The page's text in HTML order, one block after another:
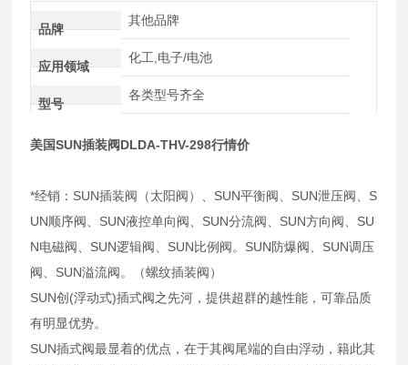
品牌
其他品牌
应用领域
化工,电子/电池
型号
各类型号齐全
美国SUN插装阀DLDA-THV-298行情价
*经销：SUN插装阀（太阳阀）、SUN平衡阀、SUN泄压阀、S
UN顺序阀、SUN液控单向阀、SUN分流阀、SUN方向阀、SU
N电磁阀、SUN逻辑阀、SUN比例阀。SUN防爆阀、SUN调压
阀、SUN溢流阀。（螺纹插装阀）
SUN创(浮动式)插式阀之先河，提供超群的越性能，可靠品质
有明显优势。
SUN插式阀最显着的优点，在于其阀尾端的自由浮动，籍此其